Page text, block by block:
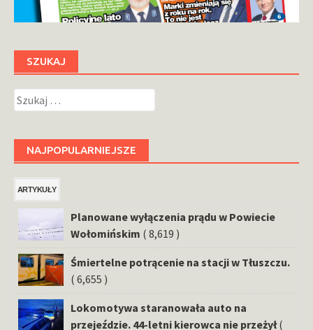
SZUKAJ
Szukaj:
NAJPOPULARNIEJSZE
ARTYKUŁY
Planowane wyłączenia prądu w Powiecie
Wołomińskim ( 8,619 )
Śmiertelne potrącenie na stacji w Tłuszczu.
( 6,655 )
Lokomotywa staranowała auto na
przejeździe. 44-letni kierowca nie przeżył (